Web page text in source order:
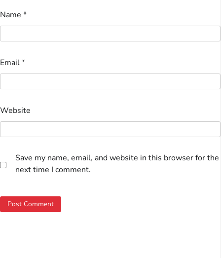
Name *
Email*
Website
Save my name, email, and website in this browser for the
next time I comment.